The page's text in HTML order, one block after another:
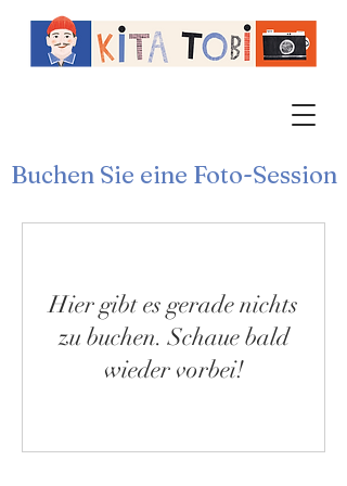
Buchen Sie eine Foto-Session
Hier gibt es gerade nichts
zu buchen. Schaue bald
wieder vorbei!